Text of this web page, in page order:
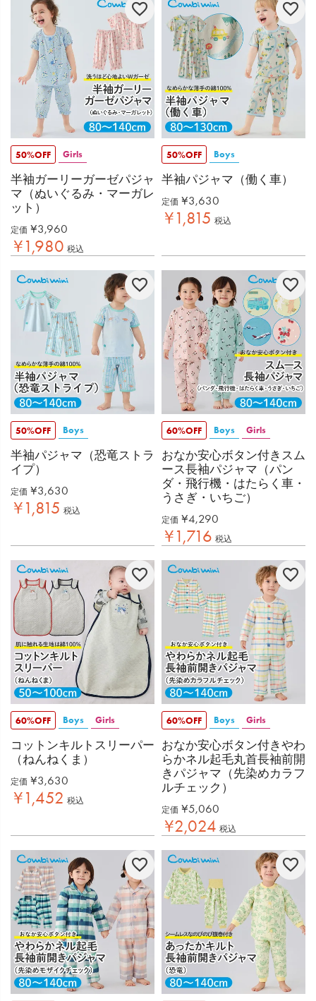
50%OFF Girls
半袖ガーリーガーゼパジャ
マ（ぬいぐるみ・マーガレ
ット）
定価 ¥3,960
¥1,980 税込
50%OFF Boys
半袖パジャマ（働く車）
定価 ¥3,630
¥1,815 税込
50%OFF Boys
半袖パジャマ（恐竜ストラ
イプ）
定価 ¥3,630
¥1,815 税込
60%OFF Boys Girls
おなか安心ボタン付きスム
ース長袖パジャマ（パン
ダ・飛行機・はたらく車・
うさぎ・いちご）
定価 ¥4,290
¥1,716 税込
60%OFF Boys Girls
コットンキルトスリーパー
（ねんねくま）
定価 ¥3,630
¥1,452 税込
60%OFF Boys Girls
おなか安心ボタン付きやわ
らかネル起毛丸首長袖前開
きパジャマ（先染めカラフ
ルチェック）
定価 ¥5,060
¥2,024 税込